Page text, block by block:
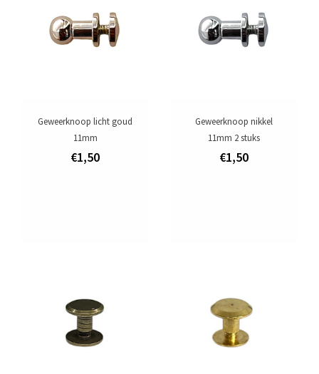
Geweerknoop licht goud
11mm
€1,50
Geweerknoop nikkel
11mm 2 stuks
€1,50